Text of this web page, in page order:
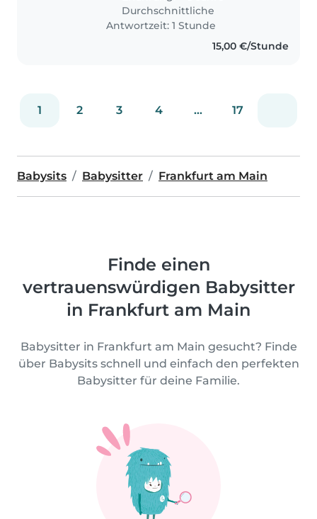
including little ones with special
needs. I'm very comfortable..
Durchschnittliche
Antwortzeit: 1 Stunde
15,00 €/Stunde
1 2 3 4 ... 17
Babysits Babysitter Frankfurt am Main
Finde einen
vertrauenswürdigen Babysitter
in Frankfurt am Main
Babysitter in Frankfurt am Main gesucht? Finde
über Babysits schnell und einfach den perfekten
Babysitter für deine Familie.